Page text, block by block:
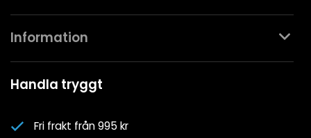
Kontakta oss
Mina favoriter
Information
Spa- & Poolguider
Nyhetsbrev
Handla tryggt
Fri frakt från 995 kr